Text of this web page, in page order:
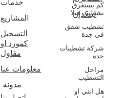
كم يستغرق
تشطيب فيلا
تشطيب شقق
في جدة
شركة تشطيبات
جدة
مراحل
التشطيب
هل ابني او
Contracting
خدمات
المشاريع
التوظيف تابعنا
فيسبوك
انستجرام
لينكدإن